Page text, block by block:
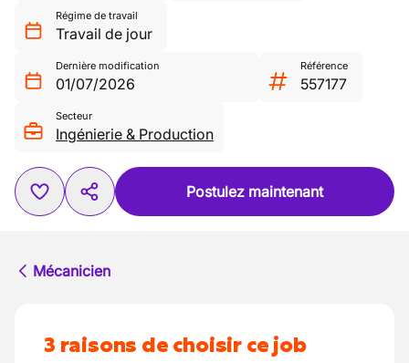
Régime de travail
Travail de jour
Dernière modification
01/07/2026
Référence
557177
Secteur
Ingénierie & Production
Postulez maintenant
Mécanicien
3 raisons de choisir ce job